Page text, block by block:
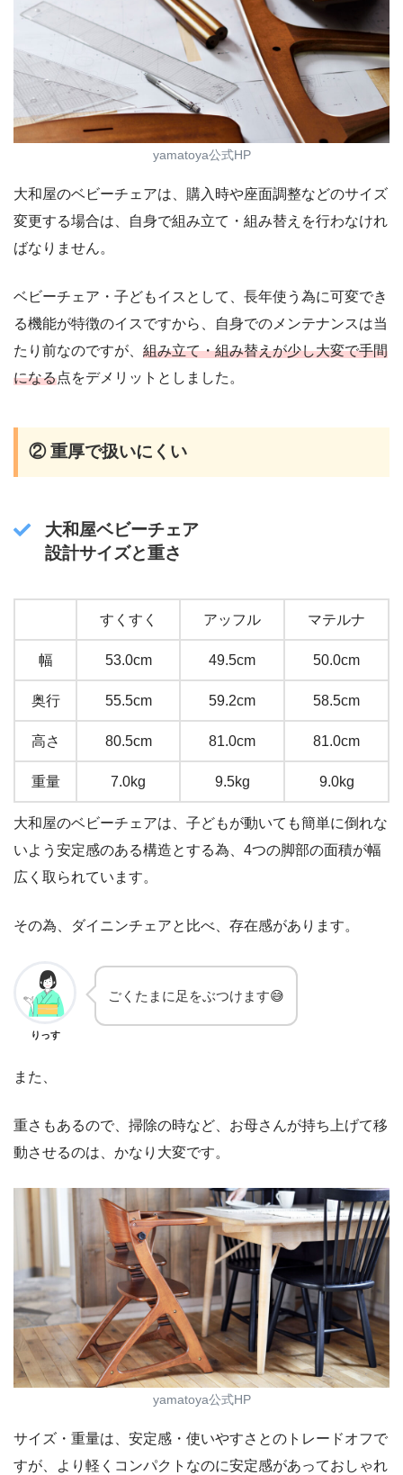
yamatoya公式HP
大和屋のベビーチェアは、購入時や座面調整などのサイズ
変更する場合は、自身で組み立て・組み替えを行わなけれ
ばなりません。
ベビーチェア・子どもイスとして、長年使う為に可変でき
る機能が特徴のイスですから、自身でのメンテナンスは当
たり前なのですが、 組み立て・組み替えが少し大変で手間
になる点をデメリットとしました。
② 重厚で扱いにくい
大和屋ベビーチェア
設計サイズと重さ
すくすく アッフル マテルナ
幅 53.0cm 49.5cm 50.0cm
奥行 55.5cm 59.2cm 58.5cm
高さ 80.5cm 81.0cm 81.0cm
重量 7.0kg 9.5kg 9.0kg
大和屋のベビーチェアは、子どもが動いても簡単に倒れな
いよう安定感のある構造とする為、4つの脚部の面積が幅
広く取られています。
その為、ダイニンチェアと比べ、存在感があります。
りっす
ごくたまに足をぶつけます😅
また、
重さもあるので、掃除の時など、お母さんが持ち上げて移
動させるのは、かなり大変です。
yamatoya公式HP
サイズ・重量は、安定感・使いやすさとのトレードオフで
すが、より軽くコンパクトなのに安定感があっておしゃれ